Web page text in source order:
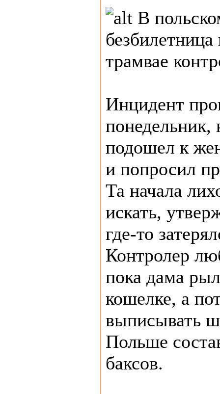
В
безбилетница
трамвае
Инцидент
понедельник,
подошел к
и попросил
Та начала
искать,
где-то
Контролер
пока дама
кошелке, а
выписывать
Польше
баксов.